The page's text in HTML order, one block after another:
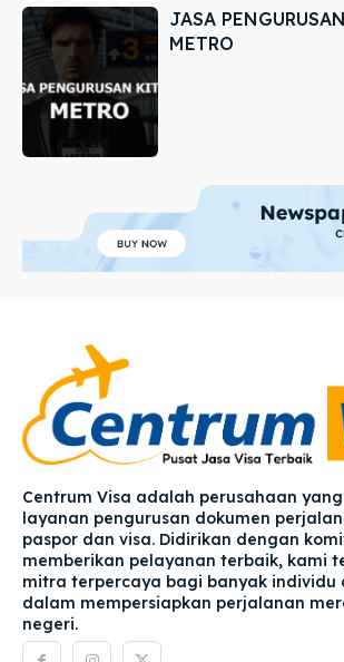
JASA
METRO
Centrum Visa adalah perusahaan
layanan pengurusan dokumen
paspor dan visa. Didirikan dengan
memberikan pelayanan terbaik, kami
mitra terpercaya bagi banyak individu
dalam mempersiapkan perjalanan
negeri.